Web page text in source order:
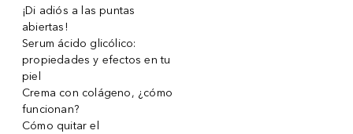
¡Di adiós a las puntas
abiertas!
Serum ácido glicólico:
propiedades y efectos en tu
piel
Crema con colágeno, ¿cómo
funcionan?
Cómo quitar el